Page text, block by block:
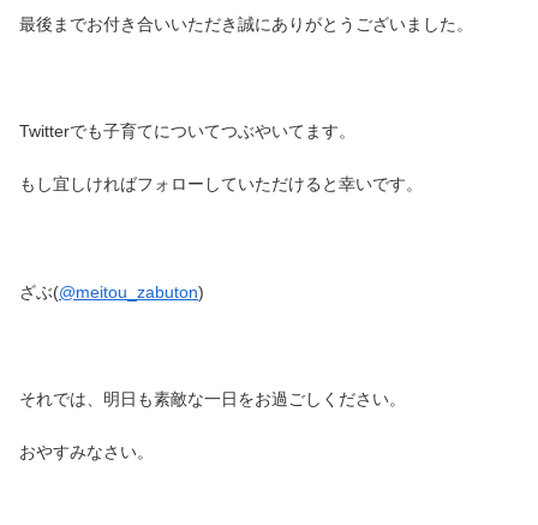
最後までお付き合いいただき誠にありがとうございました。
Twitterでも子育てについてつぶやいてます。
もし宜しければフォローしていただけると幸いです。
ざぶ(@meitou_zabuton)
それでは、明日も素敵な一日をお過ごしください。
おやすみなさい。